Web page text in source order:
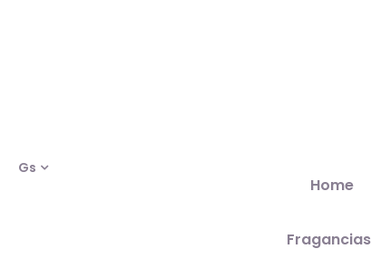
Gs
Home
Fragancias